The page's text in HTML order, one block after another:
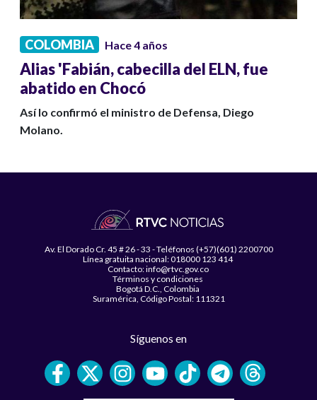
COLOMBIA Hace 4 años
Alias 'Fabián, cabecilla del ELN, fue
abatido en Chocó
Así lo confirmó el ministro de Defensa, Diego
Molano.
Av. El Dorado Cr. 45 # 26 - 33 - Teléfonos (+57)(601) 2200700
Línea gratuita nacional: 018000 123 414
Contacto: info@rtvc.gov.co
Términos y condiciones
Bogotá D.C., Colombia
Suramérica, Código Postal: 111321
Síguenos en